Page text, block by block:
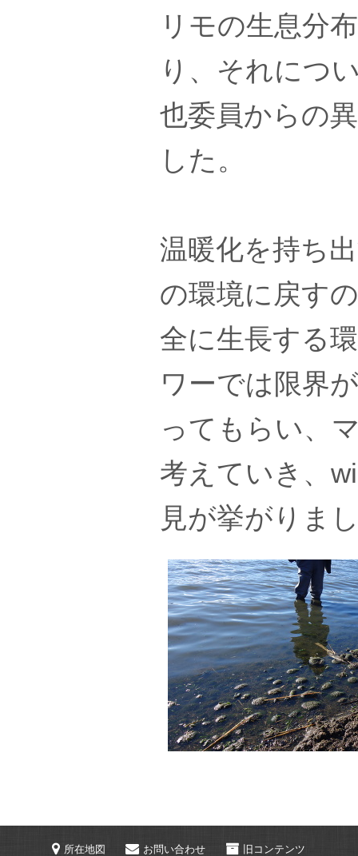
リモの生息分
り、それにつ
也委員からの
した。
温暖化を持ち
の環境に戻す
全に生長する
ワーでは限界
ってもらい、
考えていき、
見が挙がりま
所在地図 お問い合わせ 旧コンテンツ